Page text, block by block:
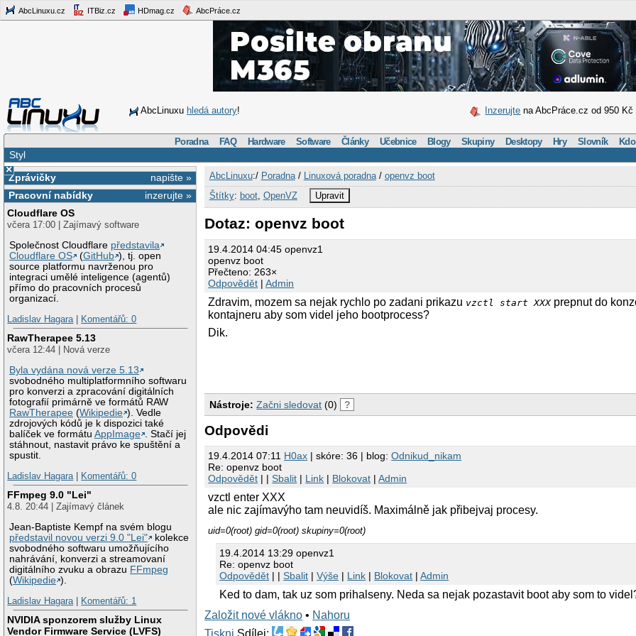
AbcLinuxu.cz ITBiz.cz HDmag.cz AbcPráce.cz
AbcLinuxu hledá autory! Inzerujte na AbcPráce.cz od 950 Kč
Poradna FAQ Hardware Software Články Učebnice Blogy Skupiny Desktopy Hry Slovník
Styl
×
napište »
Zprávičky
inzerujte »
Pracovní nabídky
Cloudflare OS
včera 17:00 | Zajímavý software
Společnost Cloudflare představila
Cloudflare OS
(GitHub ), tj. open
source platformu navrženou pro
integraci umělé inteligence (agentů)
přímo do pracovních procesů
organizací.
Ladislav Hagara| Komentářů: 0
RawTherapee 5.13
včera 12:44 | Nová verze
Byla vydána nová verze 5.13
svobodného multiplatformního softwaru
pro konverzi a zpracování digitálních
fotografií primárně ve formátů RAW
RawTherapee (Wikipedie ). Vedle
zdrojových kódů je k dispozici také
balíček ve formátuAppImage
. Stačí jej
stáhnout, nastavit právo ke spuštění a
spustit.
Ladislav Hagara| Komentářů: 0
FFmpeg 9.0 "Lei"
4.8. 20:44 | Zajímavý článek
Jean-Baptiste Kempf na svém blogu
představil novou verzi 9.0 "Lei"
kolekce
svobodného softwaru umožňujícího
nahrávání, konverzi a streamovaní
digitálního zvuku a obrazu FFmpeg
(Wikipedie ).
Ladislav Hagara| Komentářů: 1
NVIDIA sponzorem služby Linux
Vendor Firmware Service (LVFS)
AbcLinuxu:/ Poradna/ Linuxová poradna/ openvz boot
Štítky: boot, OpenVZ Upravit
Dotaz: openvz boot
19.4.2014 04:45 openvz1
openvz boot
Přečteno: 263×
Odpovědět |Admin
Zdravim, mozem sa nejak rychlo po zadani prikazu vzctl start XXXprepnut do
kontajneru aby som videl jeho bootprocess?
Dik.
Nástroje: Začni sledovat (0) ?
Odpovědi
19.4.2014 07:11 H0ax | skóre: 36 | blog:Odnikud_nikam
Re: openvz boot
Odpovědět | |Sbalit | Link | Blokovat |Admin
vzctl enter XXX
ale nic zajímavýho tam neuvidíš. Maximálně jak přibejvaj procesy.
uid=0(root) gid=0(root) skupiny=0(root)
19.4.2014 13:29 openvz1
Re: openvz boot
Odpovědět | |Sbalit |Výše | Link | Blokovat |Admin
Ked to dam, tak uz som prihalseny. Neda sa nejak pozastavit boot aby som to
Založit nové vlákno • Nahoru